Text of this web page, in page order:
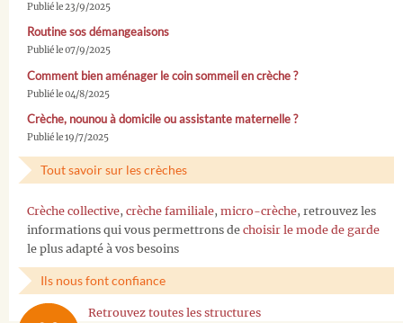
Publié le 23/9/2025
Routine sos démangeaisons
Publié le 07/9/2025
Comment bien aménager le coin sommeil en crèche ?
Publié le 04/8/2025
Crèche, nounou à domicile ou assistante maternelle ?
Publié le 19/7/2025
Tout savoir sur les crèches
Crèche collective, crèche familiale, micro-crèche, retrouvez les
informations qui vous permettrons de choisir le mode de garde
le plus adapté à vos besoins
Ils nous font confiance
Retrouvez toutes les structures